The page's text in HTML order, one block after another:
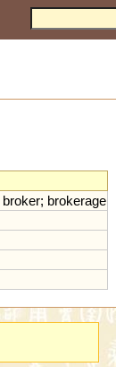
broker; brokerage